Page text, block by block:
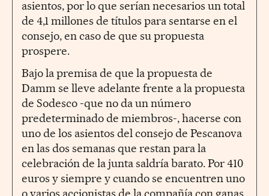
asientos, por lo que serían necesarios un total
de 4,1 millones de títulos para sentarse en el
consejo, en caso de que su propuesta
prospere.
Bajo la premisa de que la propuesta de
Damm se lleve adelante frente a la propuesta
de Sodesco -que no da un número
predeterminado de miembros-, hacerse con
uno de los asientos del consejo de Pescanova
en las dos semanas que restan para la
celebración de la junta saldría barato. Por 410
euros y siempre y cuando se encuentren uno